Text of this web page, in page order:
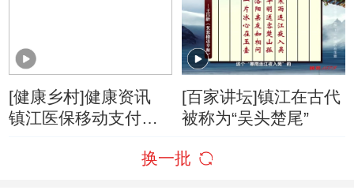
[健康乡村]健康资讯
镇江医保移动支付平
[百家讲坛]镇江在古代
被称为“吴头楚尾”
换一批